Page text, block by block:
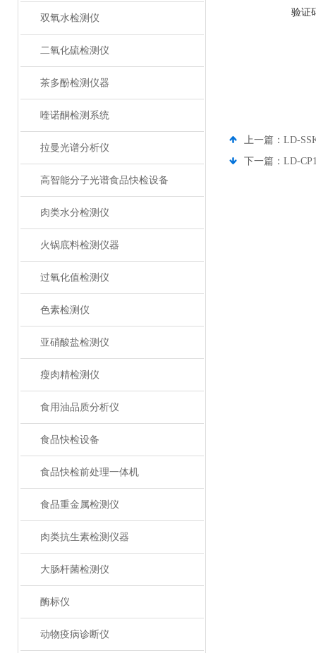
双氧水检测仪
二氧化硫检测仪
茶多酚检测仪器
喹诺酮检测系统
拉曼光谱分析仪
高智能分子光谱食品快检设备
肉类水分检测仪
火锅底料检测仪器
过氧化值检测仪
色素检测仪
亚硝酸盐检测仪
瘦肉精检测仪
食用油品质分析仪
食品快检设备
食品快检前处理一体机
食品重金属检测仪
肉类抗生素检测仪器
大肠杆菌检测仪
酶标仪
动物疫病诊断仪
验证
上一篇： LD-
下一篇： LD-